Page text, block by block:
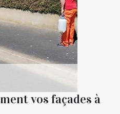
vos façades à